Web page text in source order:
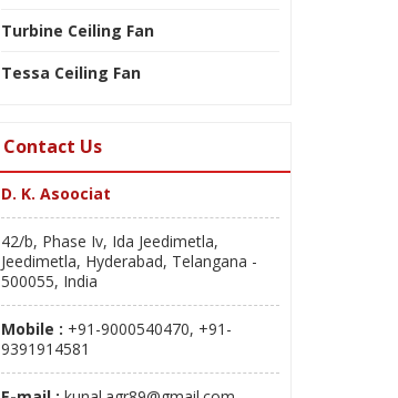
Turbine Ceiling Fan
Tessa Ceiling Fan
Contact Us
D. K. Asoociat
42/b, Phase Iv, Ida Jeedimetla,
Jeedimetla, Hyderabad, Telangana -
500055, India
Mobile : +91-9000540470, +91-
9391914581